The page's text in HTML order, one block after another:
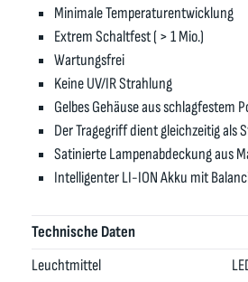
Minimale Temperaturentwicklung
Extrem Schaltfest ( > 1 Mio.)
Wartungsfrei
Keine UV/IR Strahlung
Gelbes Gehäuse aus
Der Tragegriff dient gleichzeitig als
Satinierte Lampenabdeckung aus
Intelligenter LI-ION Akku mit
Technische Daten
Leuchtmittel